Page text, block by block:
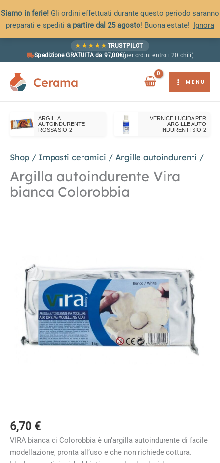
Siamo in ferie! Gli ordini effettuati durante questo periodo saranno
preparati e spediti a partire dal 25 agosto! Buona estate! Ignora
★ ★ ★ ★ ★ TRUSTPILOT
Spedizione GRATUITA da 97,00€(per ordini entro i 20 chili)
Cerama MENU
ARGILLA
AUTOINDURENTE
ROSSA SIO-2
VERNICE LUCIDA PER
ARGILLE AUTO
INDURENTI SIO-2
Shop / Impasti ceramici / Argille autoindurenti /
Argilla autoindurente Vira
bianca Colorobbia
6,70 €
VIRA bianca di Colorobbia è un’argilla autoindurente di facile
modellazione, pronta all’uso e che non richiede cottura.